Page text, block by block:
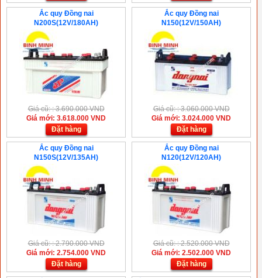
Ắc quy Đồng nai
N200S(12V/180AH)
Giá cũ: : 3.690.000 VND
Giá mới: 3.618.000 VND
Đặt hàng
Ắc quy Đồng nai
N150(12V/150AH)
Giá cũ: : 3.060.000 VND
Giá mới: 3.024.000 VND
Đặt hàng
Ắc quy Đồng nai
N150S(12V/135AH)
Giá cũ: : 2.790.000 VND
Giá mới: 2.754.000 VND
Đặt hàng
Ắc quy Đồng nai
N120(12V/120AH)
Giá cũ: : 2.520.000 VND
Giá mới: 2.502.000 VND
Đặt hàng